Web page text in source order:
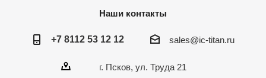
Наши контакты
+7 8112 53 12 12 sales@ic-titan.ru
г. Псков, ул. Труда 21